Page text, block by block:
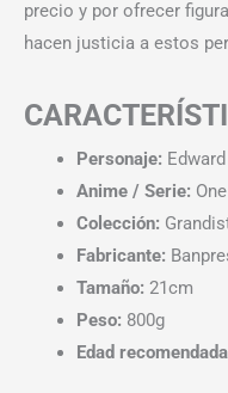
precio y por ofrecer
hacen justicia a estos
Personaje:
Anime / Serie:
Colección:
Fabricante:
Tamaño: 21cm
Peso: 800g
Edad